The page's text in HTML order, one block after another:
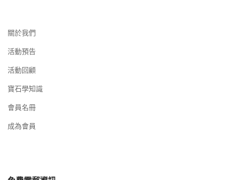
關於我們
活動預告
活動回顧
寶石學知識
會員名冊
成為會員